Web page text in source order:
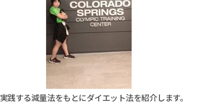
する減量法をもとにダイエット法を紹介します。